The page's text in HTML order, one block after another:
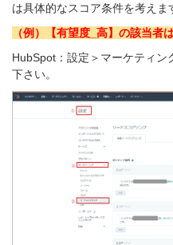
は具体的なスコア条件を考えま
（例）【有望度_高】の該当者
HubSpot：設定＞マーケティン
下さい。